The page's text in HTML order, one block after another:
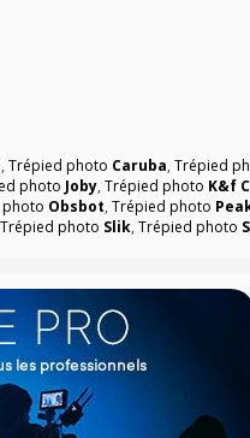
,Trépied photo Caruba,Trépied
photo Joby,Trépied photo K&f
Obsbot,Trépied photo
Trépied photo Slik,Trépied photo